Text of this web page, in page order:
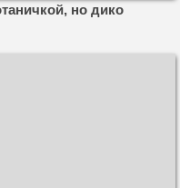
но дико